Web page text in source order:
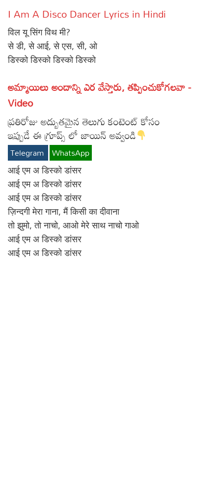
Movie Reviews
Food
Articles
Facts
Christianity
Hinduism
Hindi
Lyrics in Hindi – Devotional Songs
Lyrics in Hindi – Movie Songs
Tamil
Lyrics in Tamil – Devotional Songs
Lyrics in Tamil – Movie Songs
Kannada
Lyrics in Kannada – Movie Songs
I Am A Disco Dancer Lyrics in Hindi
विल यू सिंग विथ मी?
से डी, से आई, से एस, सी, ओ
डिस्को डिस्को डिस्को डिस्को
అమ్మాయిలు అందాన్ని ఎర వేస్తారు, తప్పించుకోగలవా -
Video
ప్రతిరోజు అద్బుతమైన తెలుగు కంటెంట్ కోసం
ఇప్పుడే ఈ గ్రూప్స్ లో జాయిన్ అవ్వండి
Telegram WhatsApp
आई एम अ डिस्को डांसर
आई एम अ डिस्को डांसर
आई एम अ डिस्को डांसर
ज़िन्दगी मेरा गाना, मैं किसी का दीवाना
तो झुमो, तो नाचो, आओ मेरे साथ नाचो गाओ
आई एम अ डिस्को डांसर
आई एम अ डिस्को डांसर